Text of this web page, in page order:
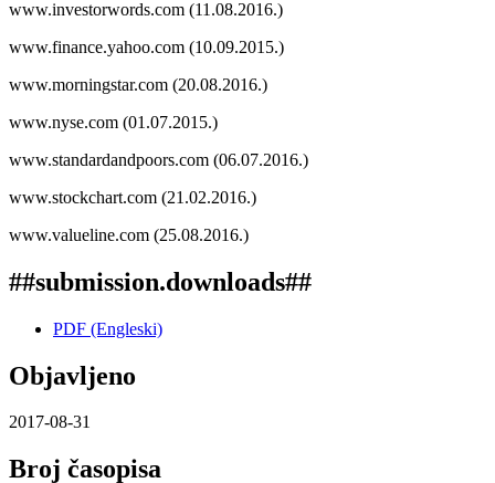
www.investorwords.com (11.08.2016.)
www.finance.yahoo.com (10.09.2015.)
www.morningstar.com (20.08.2016.)
www.nyse.com (01.07.2015.)
www.standardandpoors.com (06.07.2016.)
www.stockchart.com (21.02.2016.)
www.valueline.com (25.08.2016.)
##submission.downloads##
PDF (Engleski)
Objavljeno
2017-08-31
Broj časopisa